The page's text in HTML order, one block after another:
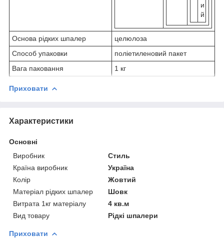
и
й
Основа рідких шпалер
целюлоза
Способ упаковки
поліетиленовий пакет
Вага паковання
1 кг
Приховати
Характеристики
Основні
Виробник
Стиль
Країна виробник
Україна
Колір
Жовтий
Матеріал рідких шпалер
Шовк
Витрата 1кг матеріалу
4 кв.м
Вид товару
Рідкі шпалери
Приховати